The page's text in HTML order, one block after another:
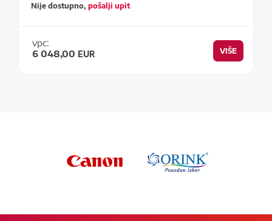
Nije dostupno,pošalji upit
vpc:
6 048,00 EUR VIŠE